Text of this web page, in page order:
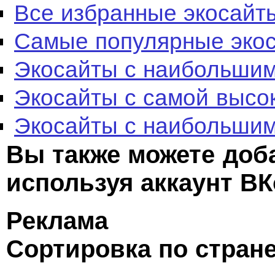
Все избранные
Самые популярные
Экосайты с
Экосайты с самой
Экосайты с
Вы также можете
используя аккаунт
Реклама
Сортировка по